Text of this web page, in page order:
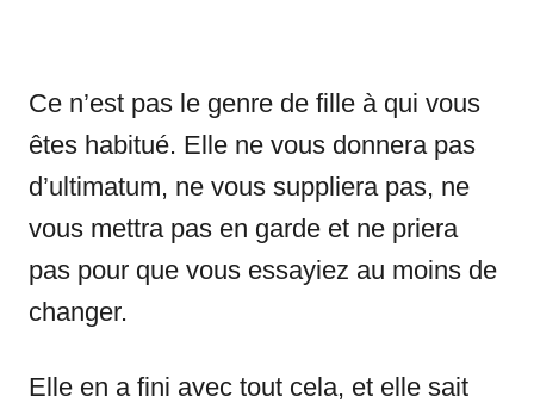
Ce n’est pas le genre de fille à qui vous
êtes habitué. Elle ne vous donnera pas
d’ultimatum, ne vous suppliera pas, ne
vous mettra pas en garde et ne priera
pas pour que vous essayiez au moins de
changer.
Elle en a fini avec tout cela, et elle sait